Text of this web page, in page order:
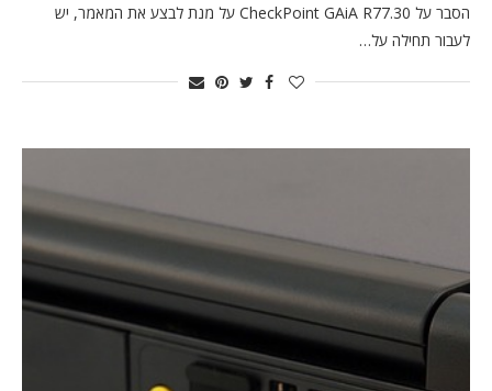
הסבר על CheckPoint GAiA R77.30 על מנת לבצע את המאמר, יש
לעבור תחילה על…